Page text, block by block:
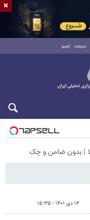
تبلیغات آرشیو
۱۴ دی ۱۴۰۱ - ۱۵:۳۵
×